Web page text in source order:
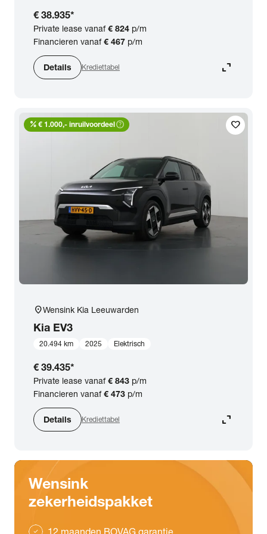
BTW (aftrekbaar) / Marge (BTW niet
aftrekbaar)
Zoeken
arrow_forward Toon 47 resultaten
€ 38.935*
Private lease vanaf€ 824 p/m
Financieren vanaf€ 467 p/m
Details Krediettabel expand_content
favorite
percent € 1.000,- inruilvoordeelhelp_outline
location_onWensink Kia Leeuwarden
Kia EV3
20.494 km 2025 Elektrisch
€ 39.435*
Private lease vanaf€ 843 p/m
Financieren vanaf€ 473 p/m
Details Krediettabel expand_content
Wensink
zekerheidspakket
check 12 maanden BOVAG garantie